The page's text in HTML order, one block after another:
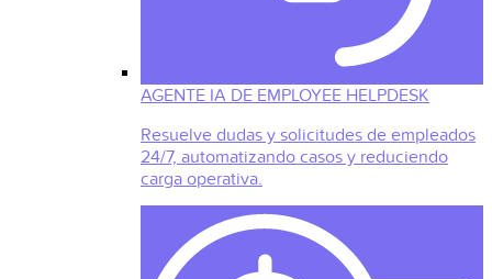
AGENTE IA DE EMPLOYEE HELPDESK
Resuelve dudas y solicitudes de empleados
24/7, automatizando casos y reduciendo
carga operativa.